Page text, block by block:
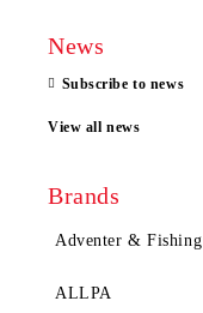
News
Subscribe to news
View all news
Brands
Adventer & Fishing
ALLPA